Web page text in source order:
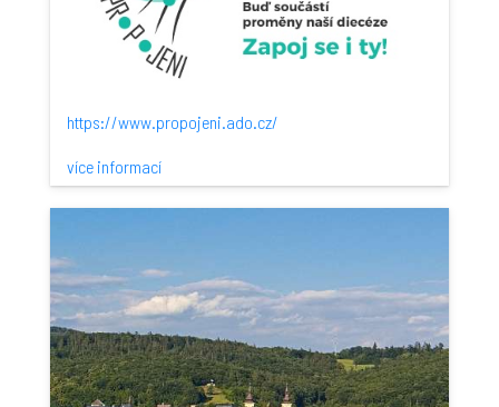
https://www.propojeni.ado.cz/
více informací